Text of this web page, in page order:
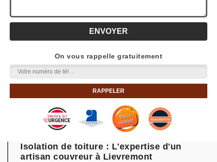
On vous rappelle gratuitement
Isolation de toiture : L'expertise d'un
artisan couvreur à Lievremont